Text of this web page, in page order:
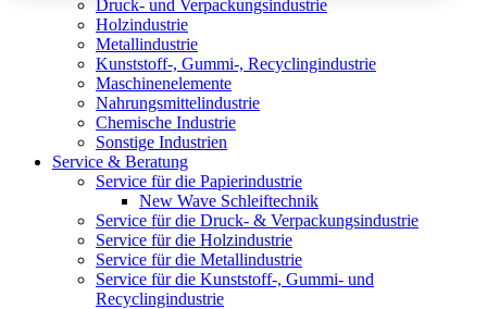
Druck- und Verpackungsindustrie
Holzindustrie
Metallindustrie
Kunststoff-, Gummi-, Recyclingindustrie
Maschinenelemente
Nahrungsmittelindustrie
Chemische Industrie
Sonstige Industrien
Service & Beratung
Service für die Papierindustrie
New Wave Schleiftechnik
Service für die Druck- & Verpackungsindustrie
Service für die Holzindustrie
Service für die Metallindustrie
Service für die Kunststoff-, Gummi- und
Recyclingindustrie